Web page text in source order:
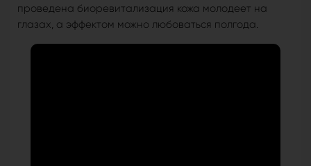
проведена биоревитализация кожа молодеет на
глазах, а эффектом можно любоваться полгода.